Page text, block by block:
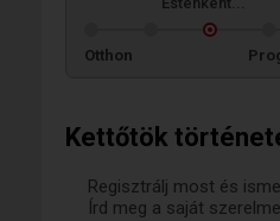
Kettőtök
Regisztrálj most és
Írd meg a saját
Otthon